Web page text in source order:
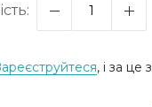
, і за